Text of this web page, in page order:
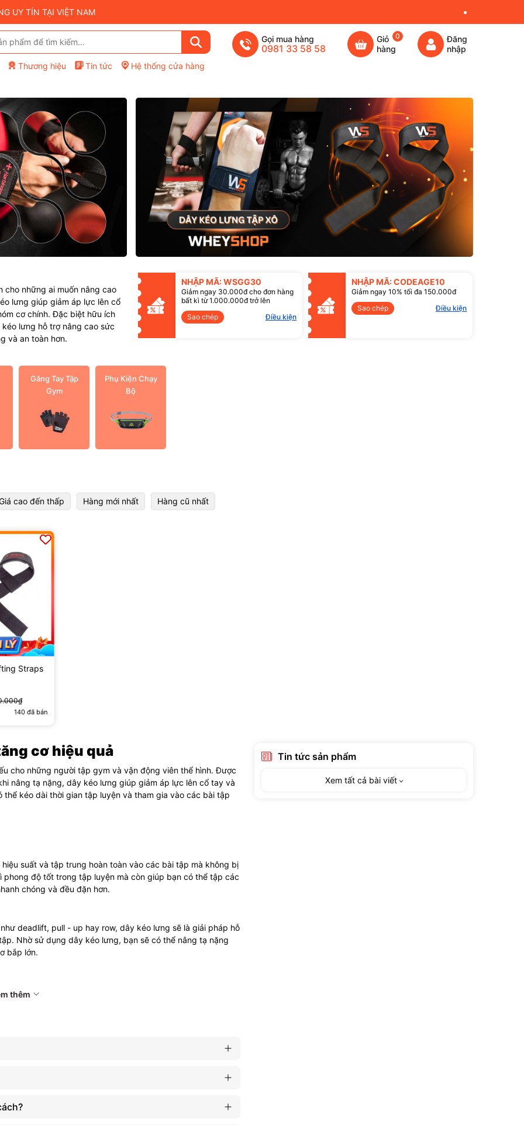
UY TÍN TẠI VIỆT NAM
Thương hiệu Tin tức Hệ thống cửa hàng
Gọi mua hàng
0981 33 58 58
Giỏ
hàng
0
Đăng
nhập
cho những ai muốn nâng cao
lưng giúp giảm áp lực lên cổ
cơ chính. Đặc biệt hữu ích
lưng hỗ trợ nâng cao sức
và an toàn hơn.
NHẬP MÃ: WSGG30
Giảm ngay 30.000đ cho đơn hàng
bất kì từ 1.000.000đ trở lên
Sao chép
Điều kiện
NHẬP MÃ: CODEAGE10
Giảm ngay 10% tối đa 150.000đ
Sao chép
Điều kiện
Mã giảm giá:
Điều kiện:
Găng Tay Tập
Gym
Phụ Kiện Chạy
Bộ
cao đến thấp Hàng mới nhất Hàng cũ nhất
Straps
140đã bán
cơ hiệu quả
cho những người tập gym và vận động viên thể hình. Được
nâng tạ nặng, dây kéo lưng giúp giảm áp lực lên cổ tay và
kéo dài thời gian tập luyện và tham gia vào các bài tập
suất và tập trung hoàn toàn vào các bài tập mà không bị
độ tốt trong tập luyện mà còn giúp bạn có thể tập các
chóng và đều đặn hơn.
deadlift, pull - up hay row, dây kéo lưng sẽ là giải pháp hỗ
Nhờ sử dụng dây kéo lưng, bạn sẽ có thể nâng tạ nặng
bắp lớn.
gây chấn thương trong lúc luyện tập. Bằng cách hỗ trợ
kéo lưng trở thành một phụ kiện tập thể hình tiện lợi, giúp
Nội
thêm
Tin tức sản phẩm
Xem tất cả bài viết